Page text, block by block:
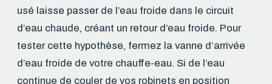
usé laisse passer de l’eau froide dans le circuit
d’eau chaude, créant un retour d’eau froide. Pour
tester cette hypothèse, fermez la vanne d’arrivée
d’eau froide de votre chauffe-eau. Si de l’eau
continue de couler de vos robinets en position